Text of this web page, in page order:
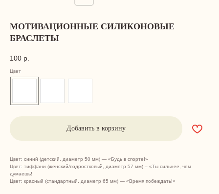
МОТИВАЦИОННЫЕ СИЛИКОНОВЫЕ
БРАСЛЕТЫ
100 р.
Цвет
Добавить в корзину
Цвет: синий (детский, диаметр 50 мм) — «Будь в спорте!»
Цвет: тиффани (женский/подростковый, диаметр 57 мм) – «Ты сильнее, чем
думаешь!
Цвет: красный (стандартный, диаметр 65 мм) — «Время побеждать!»